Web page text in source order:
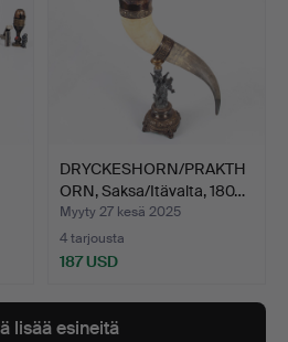
DRYCKESHORN/PRAKTH
ORN, Saksa/Itävalta, 180…
Myyty 27 kesä 2025
4 tarjousta
187 USD
lisää esineitä